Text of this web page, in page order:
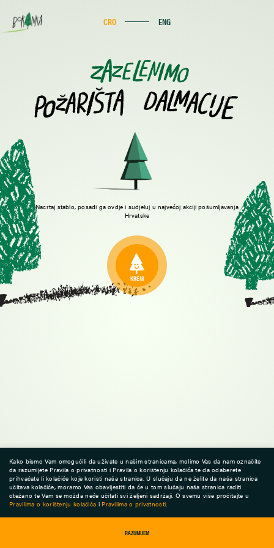
Dodirom na drvo možda možeš zaviriti u drvo.
CRO ENG
Nacrtaj stablo, posadi ga ovdje i sudjeluj u najvećoj akciji pošumljavanja
Hrvatske
KRENI
Kako bismo Vam omogućili da uživate u našim stranicama, molimo Vas da nam označite
da razumijete Pravila o privatnosti i Pravila o korištenju kolačića te da odaberete
prihvaćate li kolačiće koje koristi naša stranica. U slučaju da ne želite da naša stranica
učitava kolačiće, moramo Vas obavijestiti da će u tom slučaju naša stranica raditi
otežano te Vam se možda neće učitati svi željeni sadržaji. O svemu više pročitajte u
Pravilima o korištenju kolačića i Pravilima o privatnosti.
RAZUMIJEM